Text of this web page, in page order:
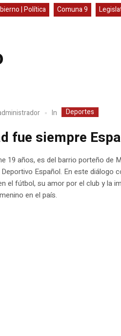
| Política Comuna 9
In Deportes
fue siempre
19 años, es del barrio porteño de
Español. En este diálogo
el fútbol, su amor por el club y la
en el país.